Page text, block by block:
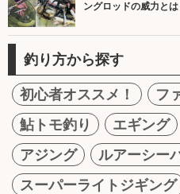
ングロッドの威力とは
釣り方から探す
初心者オススメ！
フ
鮎トモ釣り
エギング
アジング
ルアーシー
スーパーライトジギング